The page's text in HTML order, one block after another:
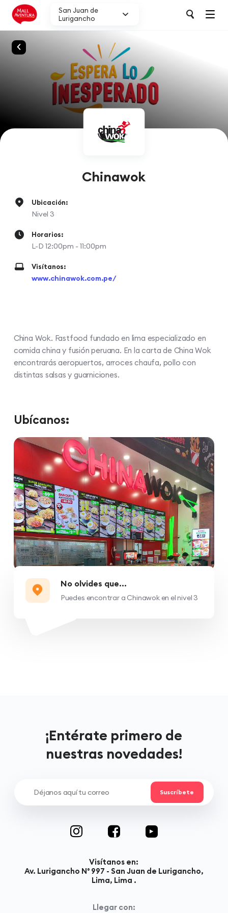
San Juan de
Lurigancho
Chinawok
Ubicación:
Nivel 3
Horarios:
L-D 12:00pm - 11:00pm
Visítanos:
www.chinawok.com.pe/
China Wok. Fastfood fundado en lima especializado en
comida china y fusión peruana. En la carta de China Wok
encontrarás aeropuertos, arroces chaufa, pollo con
distintas salsas y guarniciones.
Ubícanos:
No olvides que...
Puedes encontrar a Chinawok en el nivel 3
¡Entérate primero de
nuestras novedades!
Visítanos en:
Av. Lurigancho N° 997 - San Juan de Lurigancho,
Lima, Lima .
Llegar con: